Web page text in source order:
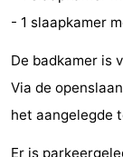
du
Soleil
minutes
Strand
Zien
&
doen
-
- 1 slaapkamer
De badkamer is
Via de
het aangelegde
Er is